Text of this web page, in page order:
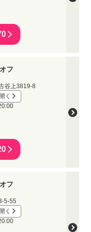
フ
谷上3819-8
く
フ
5-55
く